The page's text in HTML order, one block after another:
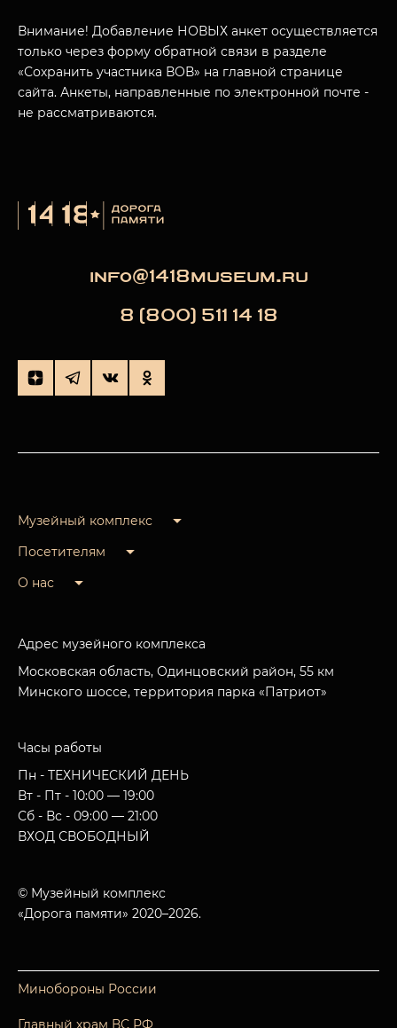
Внимание! Добавление НОВЫХ анкет осуществляется
только через форму обратной связи в разделе
«Сохранить участника ВОВ» на главной странице
сайта. Анкеты, направленные по электронной почте -
не рассматриваются.
info@1418museum.ru
8 (800) 511 14 18
Музейный комплекс
Посетителям
О нас
Адрес музейного комплекса
Московская область, Одинцовский район, 55 км
Минского шоссе, территория парка «Патриот»
Часы работы
Пн - ТЕХНИЧЕСКИЙ ДЕНЬ
Вт - Пт - 10:00 — 19:00
Сб - Вс - 09:00 — 21:00
ВХОД СВОБОДНЫЙ
© Музейный комплекс
«Дорога памяти» 2020–2026.
Минобороны России
Главный храм ВС РФ